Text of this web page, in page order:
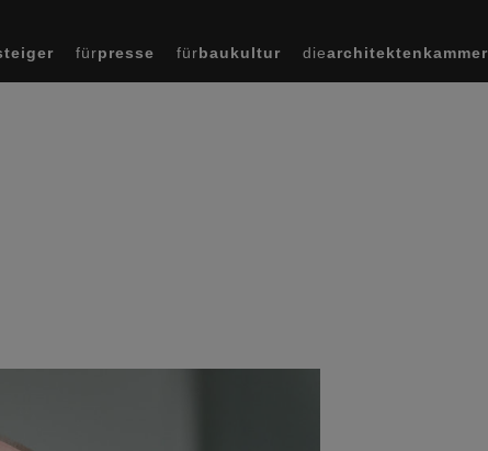
fürpresse fürbaukultur diearchitektenkammer